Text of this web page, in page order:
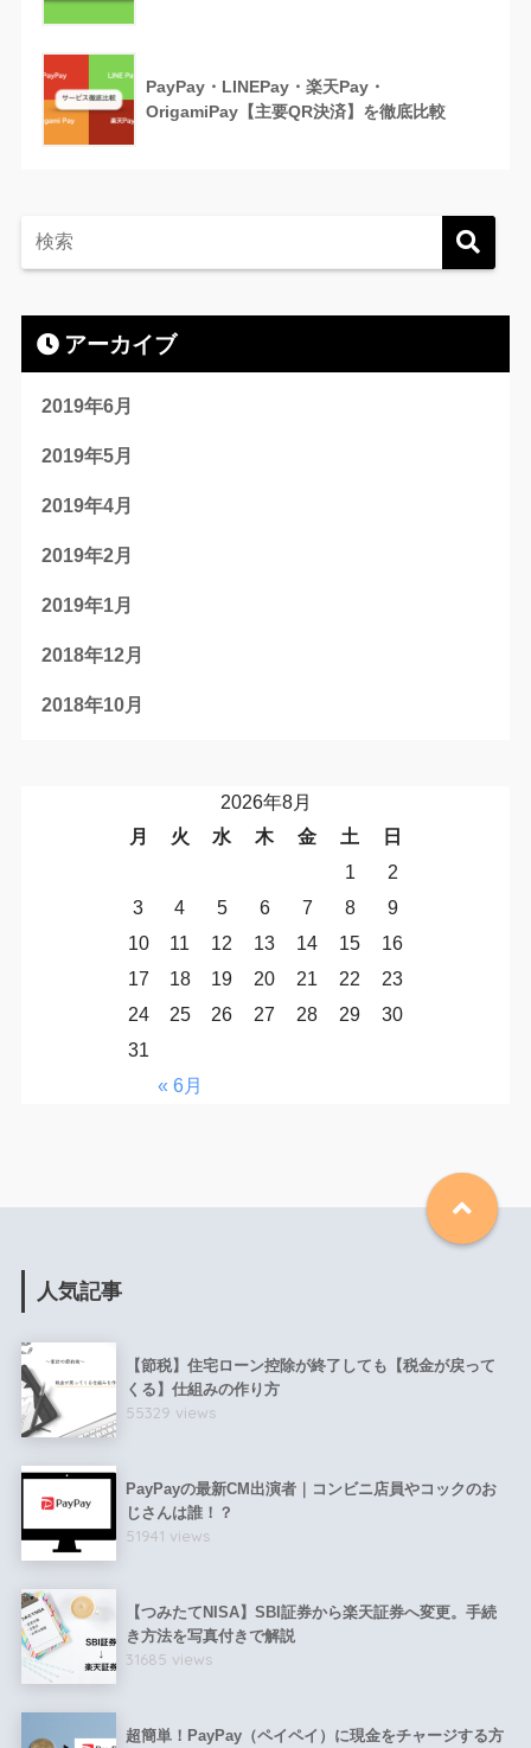
PayPay・LINEPay・楽天Pay・
OrigamiPay【主要QR決済】を徹底比較
アーカイブ
2019年6月
2019年5月
2019年4月
2019年2月
2019年1月
2018年12月
2018年10月
2026年8月
月
火 水 木 金 土 日
« 6月
1
2
3
4 5 6 7 8
9
10
11 12 13 14 15
16
17
18 19 20 21 22
23
24
25 26 27 28 29
30
31
人気記事
【節税】住宅ローン控除が終了しても【税金が戻って
くる】仕組みの作り方
55329 views
PayPayの最新CM出演者｜コンビニ店員やコックのお
じさんは誰！？
51941 views
【つみたてNISA】SBI証券から楽天証券へ変更。手続
き方法を写真付きで解説
31685 views
超簡単！PayPay（ペイペイ）に現金をチャージする方